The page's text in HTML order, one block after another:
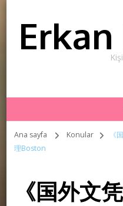
Ana sayfa Konular
《
理Boston
《国外文